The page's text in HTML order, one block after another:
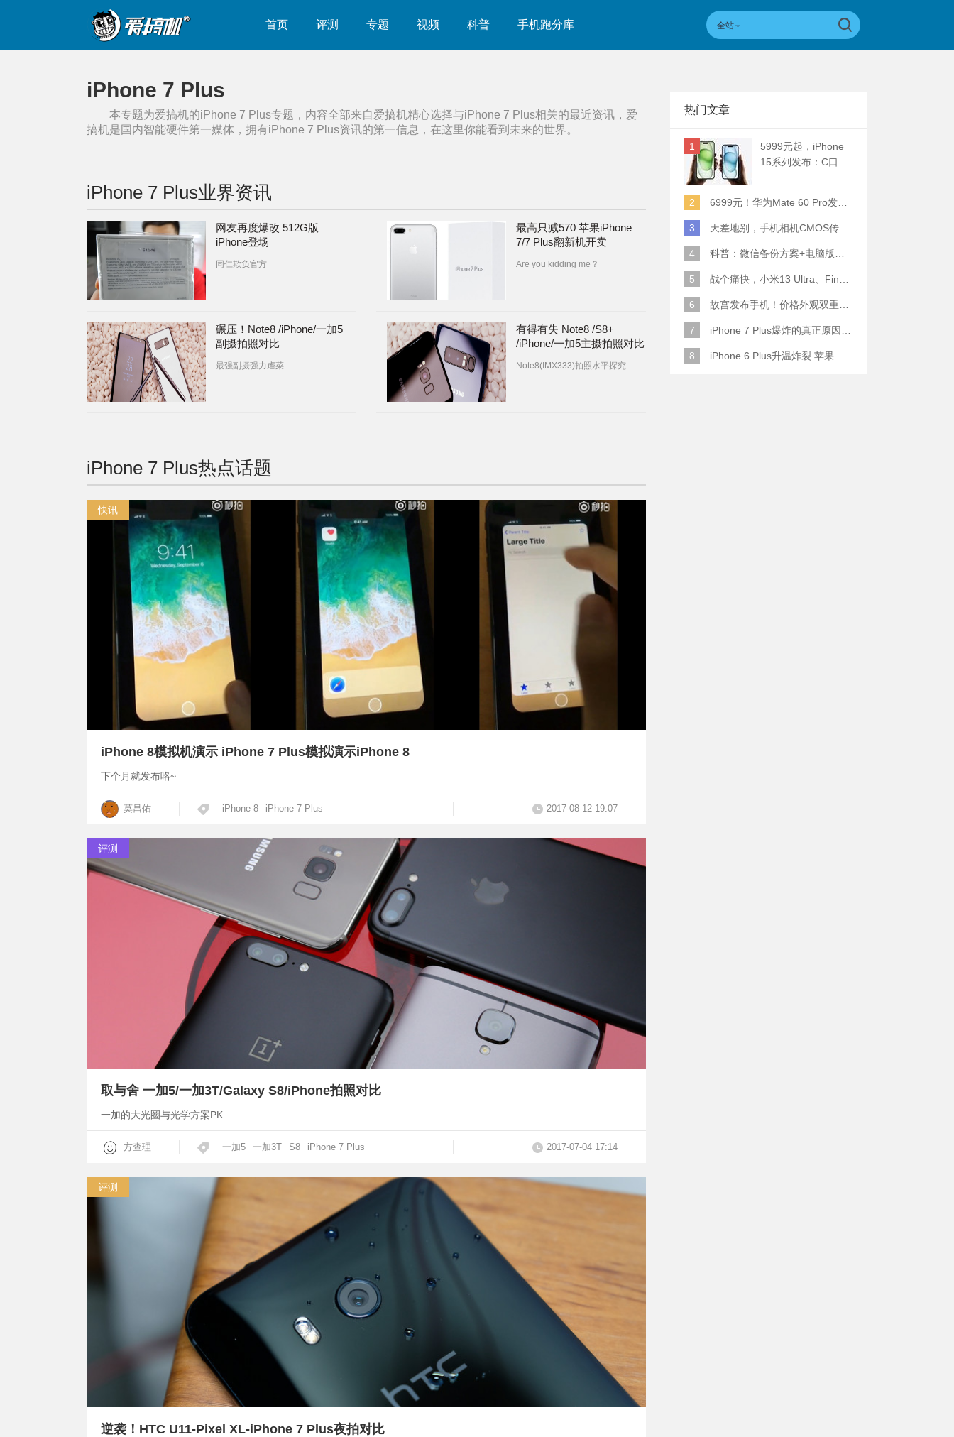
首页 评测 专题 视频 科普 手机跑分库 全站
iPhone 7 Plus
本专题为爱搞机的iPhone 7 Plus专题，内容全部来自爱搞机精心选择与iPhone 7 Plus相关的最近资讯，爱
搞机是国内智能硬件第一媒体，拥有iPhone 7 Plus资讯的第一信息，在这里你能看到未来的世界。
iPhone 7 Plus业界资讯
网友再度爆改 512G版
iPhone登场
同仁欺负官方
最高只减570 苹果iPhone
7/7 Plus翻新机开卖
Are you kidding me？
碾压！Note8 /iPhone/一加5
副摄拍照对比
最强副摄强力虐菜
有得有失 Note8 /S8+
/iPhone/一加5主摄拍照对比
Note8(IMX333)拍照水平探究
iPhone 7 Plus热点话题
快讯
iPhone 8模拟机演示 iPhone 7 Plus模拟演示iPhone 8
下个月就发布咯~
莫昌佑 iPhone 8 iPhone 7 Plus 2017-08-12 19:07
评测
取与舍 一加5/一加3T/Galaxy S8/iPhone拍照对比
一加的大光圈与光学方案PK
方查理 一加5 一加3T S8 iPhone 7 Plus 2017-07-04 17:14
评测
逆袭！HTC U11-Pixel XL-iPhone 7 Plus夜拍对比
热门文章
1
5999元起，iPhone
15系列发布：C口
2
6999元！华为Mate 60 Pro发布：麒麟9000S+卫星通话 (附初步跑分)
3 天差地别，手机相机CMOS传感器实际面积对比
4 科普：微信备份方案+电脑版丢失数据恢复指南
5 战个痛快，小米13 Ultra、Find X6 Pro、vivo X90 Pro+、小米12SU拍照横评
6 故宫发布手机！价格外观双重逆天！
7 iPhone 7 Plus爆炸的真正原因原来是这样
8 iPhone 6 Plus升温炸裂 苹果赔了一部全新的